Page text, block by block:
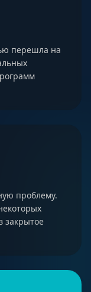
перешла на
проблему.
закрытое